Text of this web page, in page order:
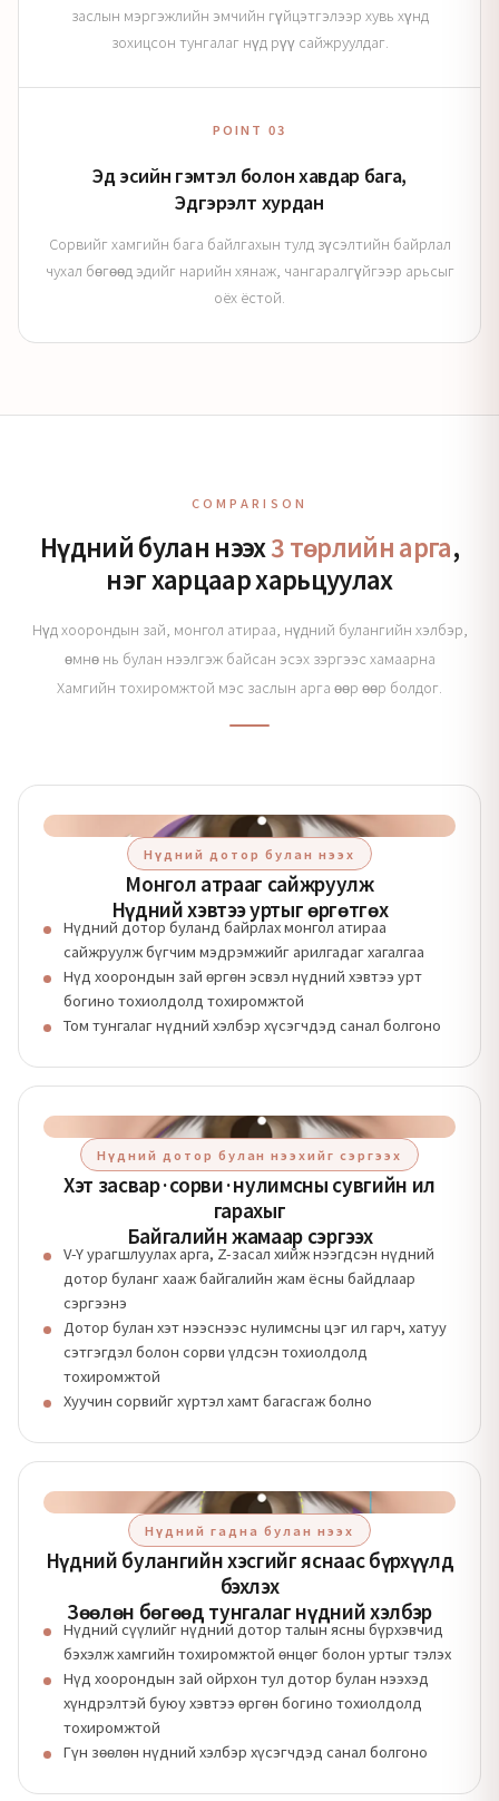
заслын мэргэжлийн эмчийн гүйцэтгэлээр хувь хүнд
зохицсон тунгалаг нүд рүү сайжруулдаг.
POINT 03
Эд эсийн гэмтэл болон хавдар бага,
Эдгэрэлт хурдан
Сорвийг хамгийн бага байлгахын тулд зүсэлтийн байрлал
чухал бөгөөд эдийг нарийн хянаж, чангаралгүйгээр арьсыг
оёх ёстой.
COMPARISON
Нүдний булан нээх3 төрлийн арга,
нэг харцаар харьцуулах
Нүд хоорондын зай, монгол атираа, нүдний булангийн хэлбэр,
өмнө нь булан нээлгэж байсан эсэх зэргээс хамаарна
Хамгийн тохиромжтой мэс заслын арга өөр өөр болдог.
Нүдний дотор булан нээх
Монгол атрааг сайжруулж
Нүдний хэвтээ уртыг өргөтгөх
Нүдний дотор буланд байрлах монгол атираа
сайжруулж бүгчим мэдрэмжийг арилгадаг хагалгаа
Нүд хоорондын зай өргөн эсвэл нүдний хэвтээ урт
богино тохиолдолд тохиромжтой
Том тунгалаг нүдний хэлбэр хүсэгчдэд санал болгоно
Нүдний дотор булан нээхийг сэргээх
Хэт засвар·сорви·нулимсны сувгийн ил
гарахыг
Байгалийн жамаар сэргээх
V-Y урагшлуулах арга, Z-засал хийж нээгдсэн нүдний
дотор буланг хааж байгалийн жам ёсны байдлаар
сэргээнэ
Дотор булан хэт нээснээс нулимсны цэг ил гарч, хатуу
сэтгэгдэл болон сорви үлдсэн тохиолдолд
тохиромжтой
Хуучин сорвийг хүртэл хамт багасгаж болно
Нүдний гадна булан нээх
Нүдний булангийн хэсгийг яснаас бүрхүүлд
бэхлэх
Зөөлөн бөгөөд тунгалаг нүдний хэлбэр
Нүдний сүүлийг нүдний дотор талын ясны бүрхэвчид
бэхэлж хамгийн тохиромжтой өнцөг болон уртыг тэлэх
Нүд хоорондын зай ойрхон тул дотор булан нээхэд
хүндрэлтэй буюу хэвтээ өргөн богино тохиолдолд
тохиромжтой
Гүн зөөлөн нүдний хэлбэр хүсэгчдэд санал болгоно